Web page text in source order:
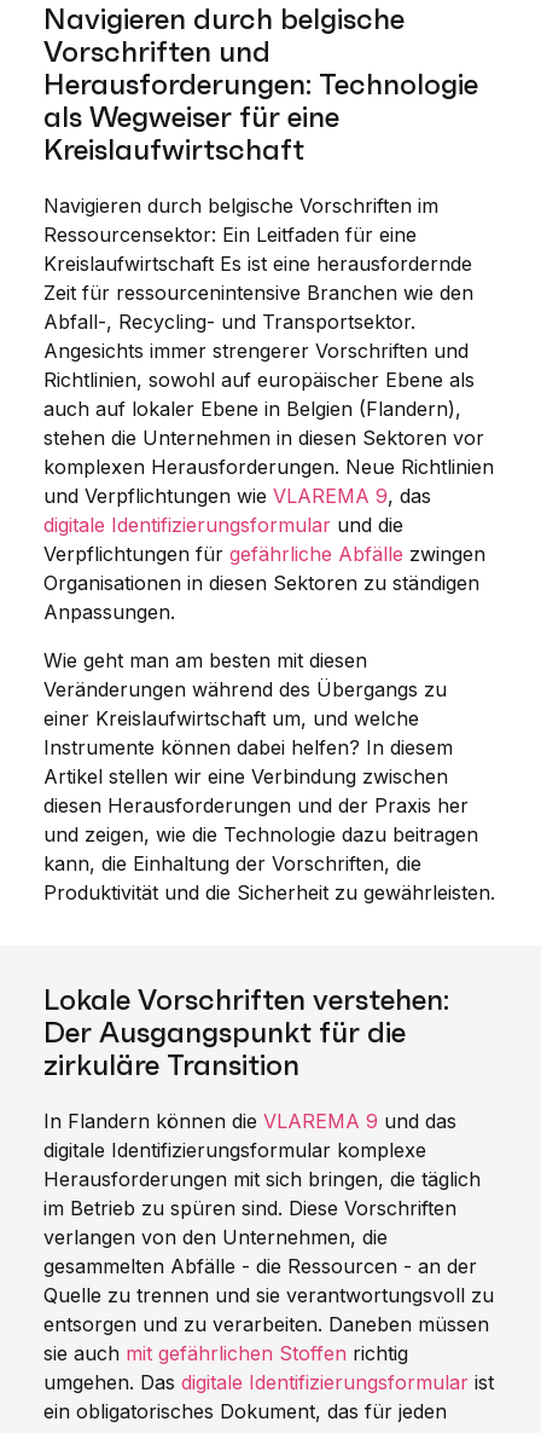
Navigieren durch belgische
Vorschriften und
Herausforderungen: Technologie
als Wegweiser für eine
Kreislaufwirtschaft
Navigieren durch belgische Vorschriften im
Ressourcensektor: Ein Leitfaden für eine
Kreislaufwirtschaft Es ist eine herausfordernde
Zeit für ressourcenintensive Branchen wie den
Abfall-, Recycling- und Transportsektor.
Angesichts immer strengerer Vorschriften und
Richtlinien, sowohl auf europäischer Ebene als
auch auf lokaler Ebene in Belgien (Flandern),
stehen die Unternehmen in diesen Sektoren vor
komplexen Herausforderungen. Neue Richtlinien
und Verpflichtungen wie VLAREMA 9, das
digitale Identifizierungsformular und die
Verpflichtungen für gefährliche Abfälle zwingen
Organisationen in diesen Sektoren zu ständigen
Anpassungen.
Wie geht man am besten mit diesen
Veränderungen während des Übergangs zu
einer Kreislaufwirtschaft um, und welche
Instrumente können dabei helfen? In diesem
Artikel stellen wir eine Verbindung zwischen
diesen Herausforderungen und der Praxis her
und zeigen, wie die Technologie dazu beitragen
kann, die Einhaltung der Vorschriften, die
Produktivität und die Sicherheit zu gewährleisten.
Lokale Vorschriften verstehen:
Der Ausgangspunkt für die
zirkuläre Transition
In Flandern können die VLAREMA 9 und das
digitale Identifizierungsformular komplexe
Herausforderungen mit sich bringen, die täglich
im Betrieb zu spüren sind. Diese Vorschriften
verlangen von den Unternehmen, die
gesammelten Abfälle - die Ressourcen - an der
Quelle zu trennen und sie verantwortungsvoll zu
entsorgen und zu verarbeiten. Daneben müssen
sie auch mit gefährlichen Stoffen richtig
umgehen. Das digitale Identifizierungsformular ist
ein obligatorisches Dokument, das für jeden